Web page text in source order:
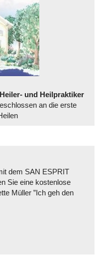
und Heilpraktiker
an die erste
dem SAN ESPRIT
Sie eine kostenlose
Müller ”Ich geh den